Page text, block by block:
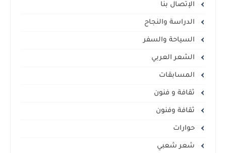
الإتصال بنا
الدراسة والنجاح
السياحة والسفر
الشعر العربي
المسابقات
ثقافة و فنون
ثقافة وفنون
حوارات
شعر شعبي